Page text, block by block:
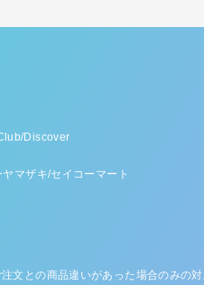
Discover
マザキ/セイコーマート
文との商品違いがあった場合のみの